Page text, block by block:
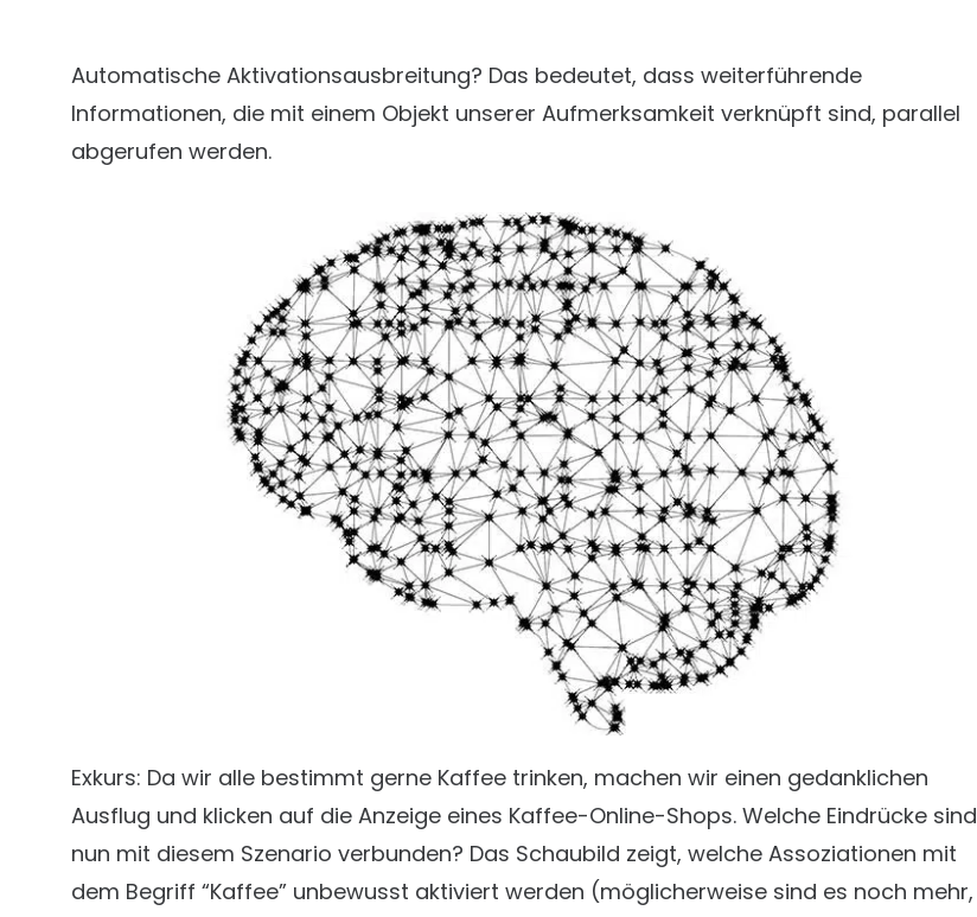
Automatische Aktivationsausbreitung? Das bedeutet, dass weiterführende
Informationen, die mit einem Objekt unserer Aufmerksamkeit verknüpft sind, parallel
abgerufen werden.
Exkurs: Da wir alle bestimmt gerne Kaffee trinken, machen wir einen gedanklichen
Ausflug und klicken auf die Anzeige eines Kaffee-Online-Shops. Welche Eindrücke sind
nun mit diesem Szenario verbunden? Das Schaubild zeigt, welche Assoziationen mit
dem Begriff “Kaffee” unbewusst aktiviert werden (möglicherweise sind es noch mehr,